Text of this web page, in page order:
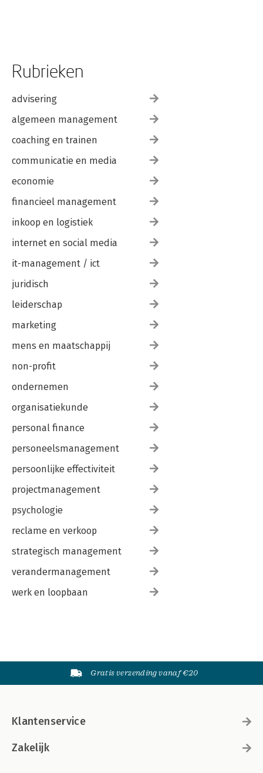
Rubrieken
advisering
algemeen management
coaching en trainen
communicatie en media
economie
financieel management
inkoop en logistiek
internet en social media
it-management / ict
juridisch
leiderschap
marketing
mens en maatschappij
non-profit
ondernemen
organisatiekunde
personal finance
personeelsmanagement
persoonlijke effectiviteit
projectmanagement
psychologie
reclame en verkoop
strategisch management
verandermanagement
werk en loopbaan
Gratis verzending vanaf €20
Klantenservice
Zakelijk